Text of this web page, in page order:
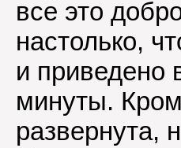
все это
настолько,
и приведено
минуты.
развернута,